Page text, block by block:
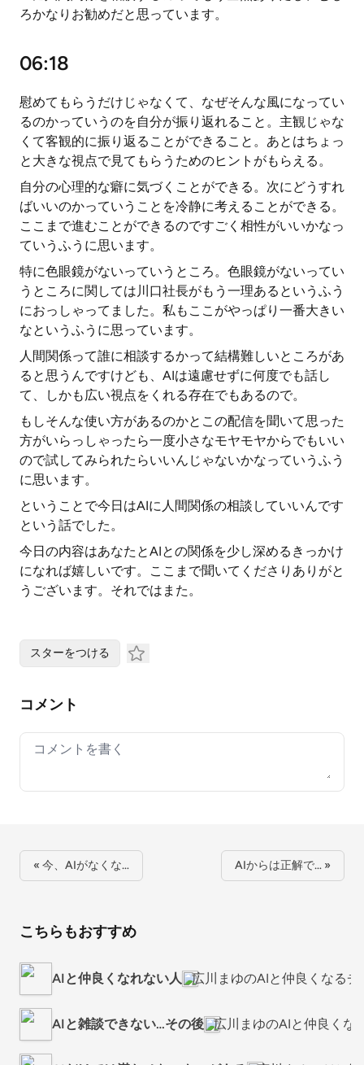
ろかなりお勧めだと思っています。
06:18
慰めてもらうだけじゃなくて、なぜそんな風になってい
るのかっていうのを自分が振り返れること。主観じゃな
くて客観的に振り返ることができること。あとはちょっ
と大きな視点で見てもらうためのヒントがもらえる。
自分の心理的な癖に気づくことができる。次にどうすれ
ばいいのかっていうことを冷静に考えることができる。
ここまで進むことができるのですごく相性がいいかなっ
ていうふうに思います。
特に色眼鏡がないっていうところ。色眼鏡がないってい
うところに関しては川口社長がもう一理あるというふう
におっしゃってました。私もここがやっぱり一番大きい
なというふうに思っています。
人間関係って誰に相談するかって結構難しいところがあ
ると思うんですけども、AIは遠慮せずに何度でも話し
て、しかも広い視点をくれる存在でもあるので。
もしそんな使い方があるのかとこの配信を聞いて思った
方がいらっしゃったら一度小さなモヤモヤからでもいい
ので試してみられたらいいんじゃないかなっていうふう
に思います。
ということで今日はAIに人間関係の相談していいんです
という話でした。
今日の内容はあなたとAIとの関係を少し深めるきっかけ
になれば嬉しいです。ここまで聞いてくださりありがと
うございます。それではまた。
スターをつける
コメント
Your comment
« 今、AIがなくな… AIからは正解で… »
こちらもおすすめ
AIと仲良くなれない人 広川まゆのAIと仲良くなるチ
AIと雑談できない…その後 広川まゆのAIと仲良くな